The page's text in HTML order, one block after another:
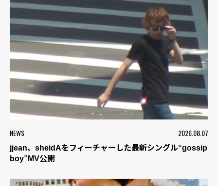
NEWS 2026.08.07
jjean、sheidAをフィーチャーした最新シングル“gossip
boy”MV公開